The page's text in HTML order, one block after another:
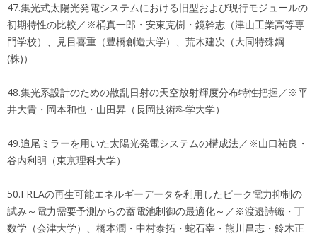
47.集光式太陽光発電システムにおける旧型および現行モジュールの
初期特性の比較／※桶真一郎・安東克樹・鏡幹志（津山工業高等専
門学校）、見目喜重（豊橋創造大学）、荒木建次（大同特殊鋼
(株)）
48.集光系設計のための散乱日射の天空放射輝度分布特性把握／※平
井大貴・岡本和也・山田昇（長岡技術科学大学）
49.追尾ミラーを用いた太陽光発電システムの構成法／※山口祐良・
谷内利明（東京理科大学）
50.FREAの再生可能エネルギーデータを利用したピーク電力抑制の
試み～電力需要予測からの蓄電池制御の最適化～／※渡邉詩織・丁
数学（会津大学）、橋本潤・中村泰拓・蛇石宰・熊川昌志・鈴木正